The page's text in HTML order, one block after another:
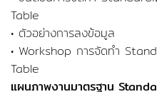
Table
• ตัวอย่างการลงข้อมูล
• Workshop การจัดทำ
Table
แผนภาพงานมาตรฐาน